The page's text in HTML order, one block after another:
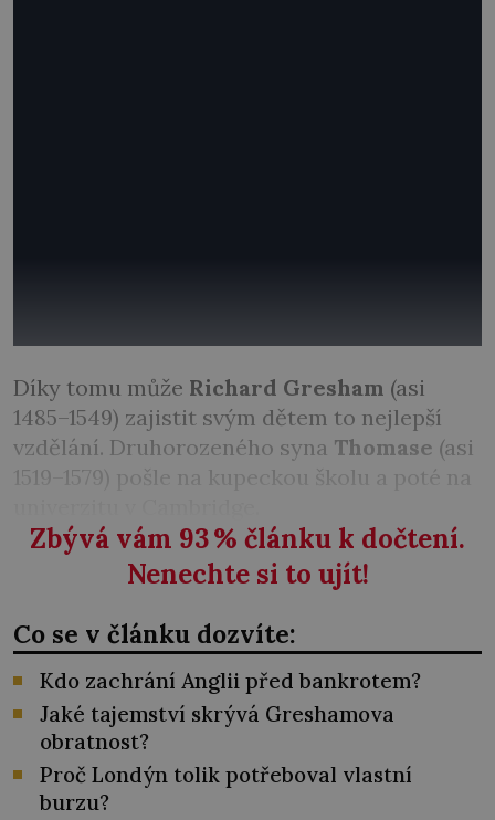
Díky tomu může Richard Gresham (asi
1485–1549) zajistit svým dětem to nejlepší
vzdělání. Druhorozeného syna Thomase (asi
1519–1579) pošle na kupeckou školu a poté na
Zbývá vám 93% článku k dočtení.
Nenechte si to ujít!
Co se v článku dozvíte:
Kdo zachrání Anglii před bankrotem?
Jaké tajemství skrývá Greshamova
obratnost?
Proč Londýn tolik potřeboval vlastní
burzu?